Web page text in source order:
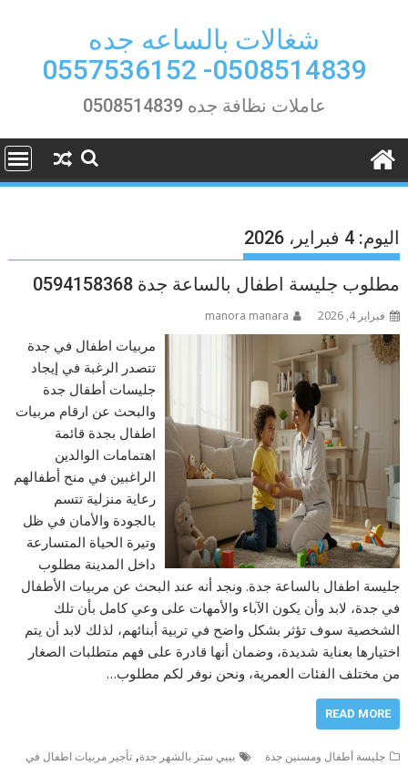
شغالات بالساعه جده
0508514839- 0557536152
عاملات نظافة جده 0508514839
اليوم:4 فبراير، 2026
مطلوب جليسة اطفال بالساعة جدة 0594158368
فبراير 4, 2026 manora manara
مربيات اطفال في جدة
تتصدر الرغبة في إيجاد
جليسات أطفال جدة
والبحث عن ارقام مربيات
اطفال بجدة قائمة
اهتمامات الوالدين
الراغبين في منح أطفالهم
رعاية منزلية تتسم
بالجودة والأمان في ظل
وتيرة الحياة المتسارعة
داخل المدينة مطلوب
جليسة اطفال بالساعة جدة. ونجد أنه عند البحث عن مربيات الأطفال
في جدة، لابد وأن يكون الآباء والأمهات على وعي كامل بأن تلك
الشخصية سوف تؤثر بشكل واضح في تربية أبنائهم، لذلك لابد أن يتم
اختيارها بعناية شديدة، وضمان أنها قادرة على فهم متطلبات الصغار
من مختلف الفئات العمرية، ونحن نوفر لكم مطلوب…
READ MORE
جليسة أطفال ومسنين جدة بيبي ستر بالشهر جدة,تأجير مربيات اطفال في